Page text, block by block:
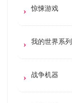
惊悚游戏
我的世界系列
战争机器